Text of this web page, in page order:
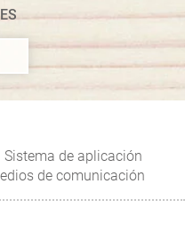
Sistema de aplicación
de comunicación